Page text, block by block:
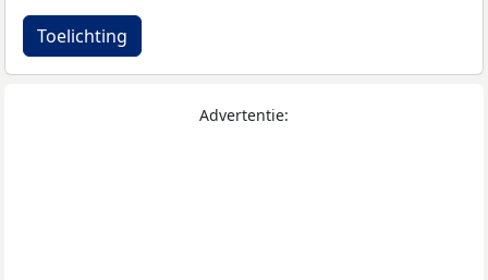
Toelichting
Advertentie: